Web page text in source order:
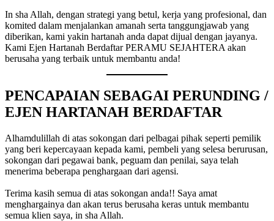
In sha Allah, dengan strategi yang betul, kerja yang profesional, dan
komited dalam menjalankan amanah serta tanggungjawab yang
diberikan, kami yakin hartanah anda dapat dijual dengan jayanya.
Kami Ejen Hartanah Berdaftar PERAMU SEJAHTERA akan
berusaha yang terbaik untuk membantu anda!
PENCAPAIAN SEBAGAI PERUNDING /
EJEN HARTANAH BERDAFTAR
Alhamdulillah di atas sokongan dari pelbagai pihak seperti pemilik
yang beri kepercayaan kepada kami, pembeli yang selesa berurusan,
sokongan dari pegawai bank, peguam dan penilai, saya telah
menerima beberapa penghargaan dari agensi.
Terima kasih semua di atas sokongan anda!! Saya amat
menghargainya dan akan terus berusaha keras untuk membantu
semua klien saya, in sha Allah.